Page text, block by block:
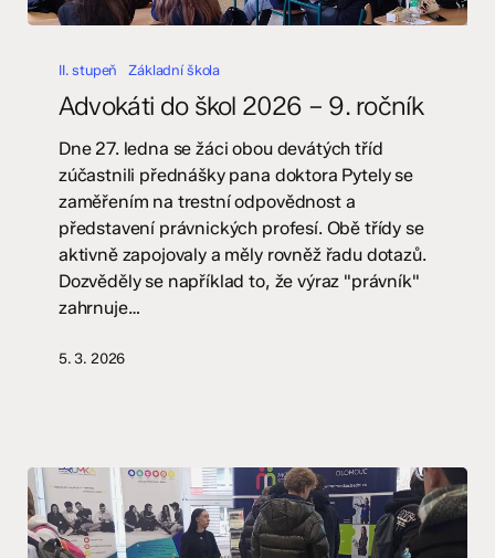
2026
ročník
II. stupeň Základní škola
Advokáti do škol 2026 – 9. ročník
Dne 27. ledna se žáci obou devátých tříd
zúčastnili přednášky pana doktora Pytely se
zaměřením na trestní odpovědnost a
představení právnických profesí. Obě třídy se
aktivně zapojovaly a měly rovněž řadu dotazů.
Dozvěděly se například to, že výraz "právník"
zahrnuje…
5. 3. 2026